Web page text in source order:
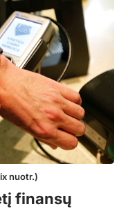
nuotr.)
finansų